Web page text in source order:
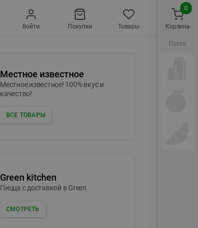
Войти Покупки Товары
Местное известное
Местное известное! 100% вкус и
качество!
ВСЕ ТОВАРЫ
Green kitchen
Пицца c доставкой в Green
СМОТРЕТЬ
Корзина
0
Пусто